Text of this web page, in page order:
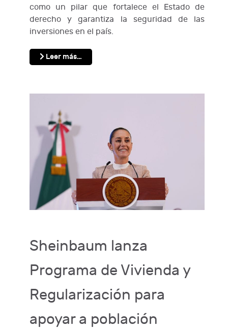
como un pilar que fortalece el Estado de
derecho y garantiza la seguridad de las
inversiones en el país.
Leer más…
Sheinbaum lanza
Programa de Vivienda y
Regularización para
apoyar a población